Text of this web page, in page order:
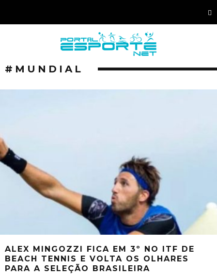
#MUNDIAL
ALEX MINGOZZI FICA EM 3º NO ITF DE
BEACH TENNIS E VOLTA OS OLHARES
PARA A SELEÇÃO BRASILEIRA